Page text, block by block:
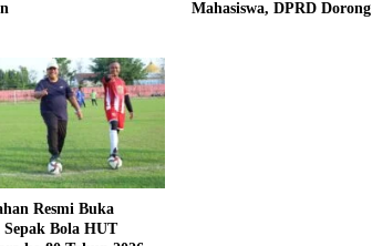
Mahasiswa, DPRD Dorong
Resmi Buka
Bola HUT